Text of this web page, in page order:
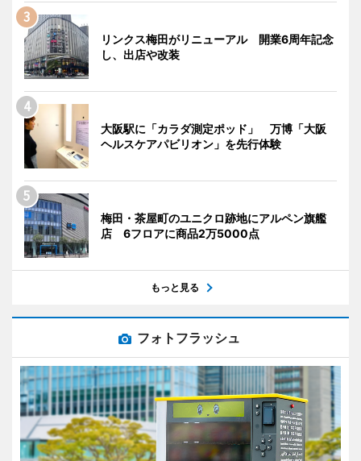
リンクス梅田がリニューアル 開業6周年記念
し、出店や改装
大阪駅に「カラダ測定ポッド」 万博「大阪
ヘルスケアパビリオン」を先行体験
梅田・茶屋町のユニクロ跡地にアルペン旗艦
店 6フロアに商品2万5000点
もっと見る
フォトフラッシュ